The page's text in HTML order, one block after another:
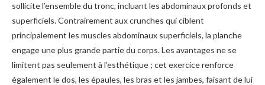
sollicite l’ensemble du tronc, incluant les abdominaux profonds et
superficiels. Contrairement aux crunches qui ciblent
principalement les muscles abdominaux superficiels, la planche
engage une plus grande partie du corps. Les avantages ne se
limitent pas seulement à l’esthétique ; cet exercice renforce
également le dos, les épaules, les bras et les jambes, faisant de lui